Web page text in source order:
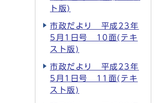
ト版)
市政だより 平成23年
5月1日号 10面(テキ
スト版)
市政だより 平成23年
5月1日号 11面(テキ
スト版)